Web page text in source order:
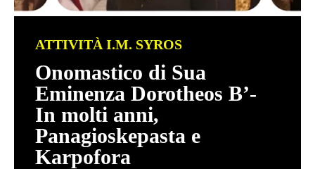
ATTIVITÀ I.M. SYROS
Onomastico di Sua
Eminenza Dorotheos B’-
In molti anni,
Panagioskepasta e
Karpofora